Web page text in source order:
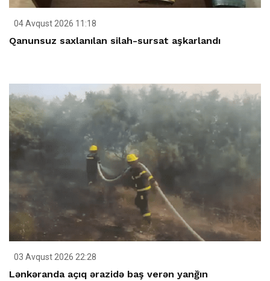
04 Avqust 2026 11:18
Qanunsuz saxlanılan silah-sursat aşkarlandı
03 Avqust 2026 22:28
Lənkəranda açıq ərazidə baş verən yanğın